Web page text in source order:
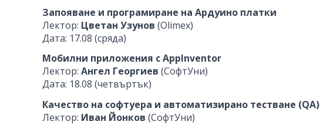
Запояване и програмиране на Ардуино платки
Лектор: Цветан Узунов (Olimex)
Дата: 17.08 (сряда)
Мобилни приложения с AppInventor
Лектор: Ангел Георгиев (СофтУни)
Дата: 18.08 (четвъртък)
Качество на софтуера и автоматизирано тестване (QA)
Лектор: Иван Йонков (СофтУни)